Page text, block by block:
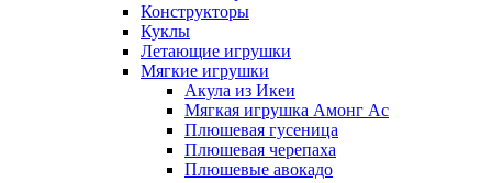
Конструкторы
Куклы
Летающие игрушки
Мягкие игрушки
Акула из Икеи
Мягкая игрушка Амонг Ас
Плюшевая гусеница
Плюшевая черепаха
Плюшевые авокадо